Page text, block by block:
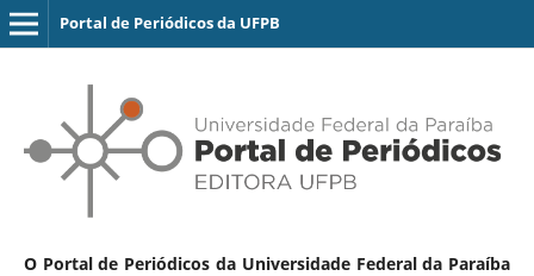
Portal de Periódicos da UFPB
O Portal de Periódicos da Universidade Federal da Paraíba